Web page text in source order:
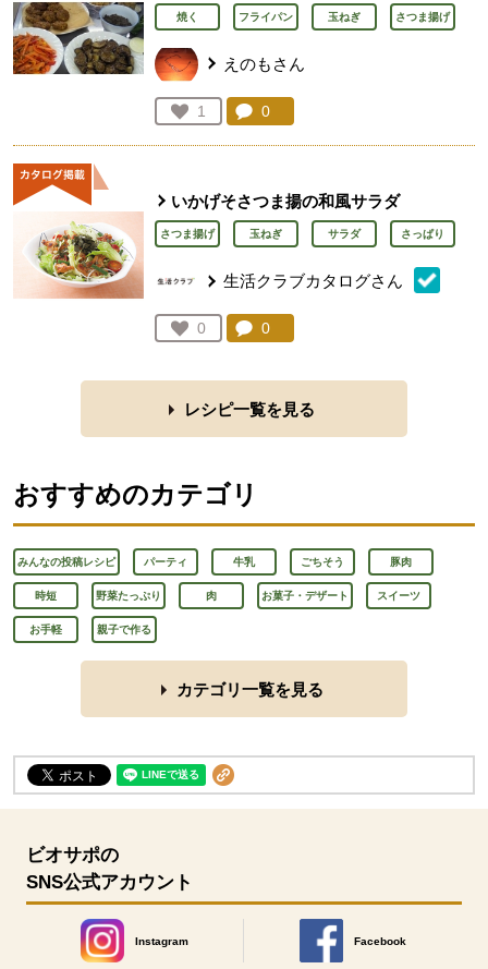
焼く フライパン 玉ねぎ さつま揚げ
えのもさん
お気に入り登録：
1
人が登録
コメント：
0
いかげそさつま揚の和風サラダ
さつま揚げ 玉ねぎ サラダ さっぱり
生活クラブカタログさん
お気に入り登録：
0
人が登録
コメント：
0
レシピ一覧を見る
おすすめのカテゴリ
みんなの投稿レシピ パーティ 牛乳 ごちそう 豚肉
時短 野菜たっぷり 肉 お菓子・デザート スイーツ
お手軽 親子で作る
カテゴリ一覧を見る
ビオサポの
SNS公式アカウント
Instagram
別のウィンドウで開きます。
Facebook
別のウィンドウで開きます